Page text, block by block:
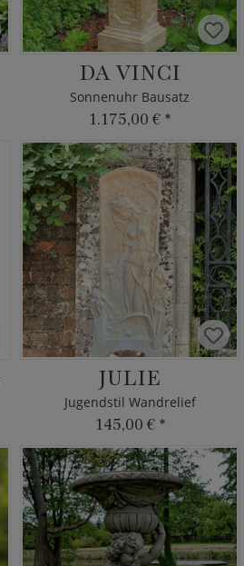
DA VINCI
Sonnenuhr Bausatz
1.175,00 € *
JULIE
Jugendstil Wandrelief
145,00 € *